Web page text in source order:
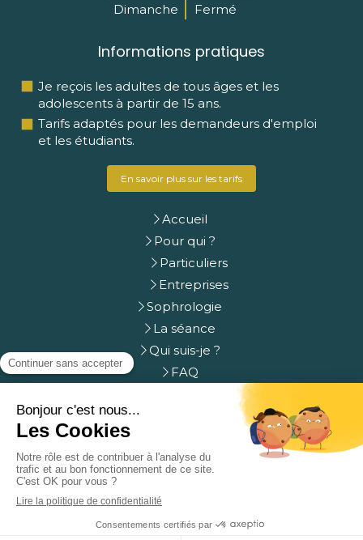
Dimanche
Fermé
Informations pratiques
Je reçois les adultes de tous âges et les
adolescents à partir de 15 ans.
Tarifs adaptés pour les demandeurs d'emploi
et les étudiants.
En savoir plus sur les tarifs
Accueil
Pour qui ?
Particuliers
Entreprises
Sophrologie
La séance
Qui suis-je ?
FAQ
Mentions légales
Création et référencement du site par Simplébo
Prendre rendez-vous